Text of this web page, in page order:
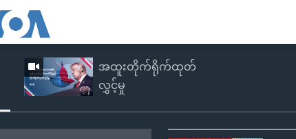
အထူးတိုက်ရိုက်ထုတ်
လွှင့်မှု